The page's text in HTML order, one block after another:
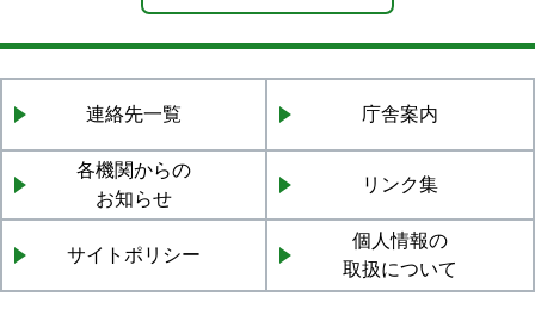
連絡先一覧 庁舎案内
各機関からの
お知らせ
リンク集
サイトポリシー
個人情報の
取扱について